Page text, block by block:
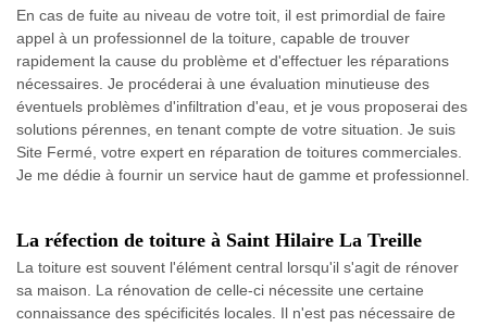
En cas de fuite au niveau de votre toit, il est primordial de faire
appel à un professionnel de la toiture, capable de trouver
rapidement la cause du problème et d'effectuer les réparations
nécessaires. Je procéderai à une évaluation minutieuse des
éventuels problèmes d'infiltration d'eau, et je vous proposerai des
solutions pérennes, en tenant compte de votre situation. Je suis
Site Fermé, votre expert en réparation de toitures commerciales.
Je me dédie à fournir un service haut de gamme et professionnel.
La réfection de toiture à Saint Hilaire La Treille
La toiture est souvent l'élément central lorsqu'il s'agit de rénover
sa maison. La rénovation de celle-ci nécessite une certaine
connaissance des spécificités locales. Il n'est pas nécessaire de